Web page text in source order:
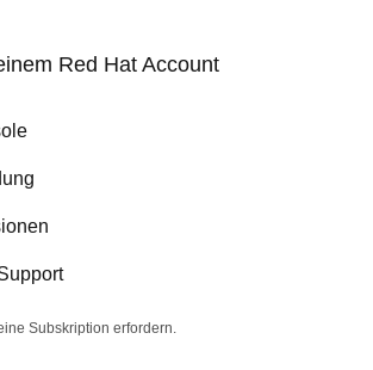
Red Hat Account
Subskription erfordern.